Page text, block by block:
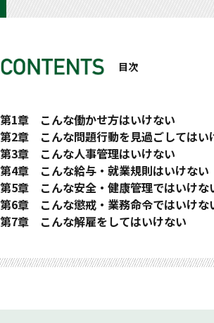
目次
はじめに
第1章 こんな働かせ方はいけない
もし未払い残業代を社員に要求されたら
無断で残業する社員への対応は？
タイムカードと残業時間の関係は？
制服に着替える時間は労働時間ですか？
休憩時間は労働時間ではないはずですが
休日に携帯電話で対応させたら……
有給休暇は会社の都合で変更できるか？
社員が長期で病欠したときの対応方法
持ち帰り残業に残業代の支払いは必要で
第2章 こんな問題行動を見過ごしてはい
パワハラと指導の境界線とは？
パワハラした社員を懲戒処分すべきか
仕事を与えなくてもパワハラになる？
セクハラで会社の責任は問われるのか？
ハラスメント対策を実施しないと……
社員が突然出社しなくなったら……
就業時のネット利用問題について
ライバル会社への転職を防ぎたいので
第3章 こんな人事管理はいけない
求人票の採用条件を変えてはいけない？
経歴詐称で解雇できるか？
管理職は本当に残業手当が免除されるので
管理職の深夜残業手当はいくら払えばいい
労働契約と業務委託計画の違いとは？
在宅勤務と残業について
退職願はどの時点から有効か？
第4章 こんな給与・就業規則はいけない
給料減額に異論がなければ承諾となるのか
給料はどのぐらいまで下げられますか？
午後出社の社員が残業した場合の残業手当
就業規則の変更はいつから効力があるか
残業命令に必要な労使協定とは？
第5章 こんな安全・健康管理ではいけな
過重労働と会社の損害賠償責任について
残業の内容もチェックされます
社員の持病のリスクも会社のリスクにな
健康診断を拒否する社員がいる場合は？
基準を満たしてさえいれば労災認定は避
第6章 こんな懲戒・業務命令ではいけな
懲戒処分のポイント
部下の不祥事に対する上司の処分は？
降格人事はどこまで可能か？
損害賠償を社員の要求することができる
第7章 こんな解雇をしてはいけない
試用期間中の解雇について
うつ病の社員は解雇できないのか？
契約社員は解雇できない？